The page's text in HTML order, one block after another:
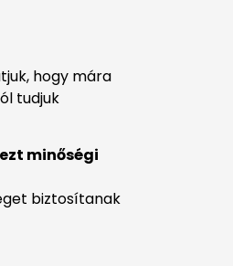
hogy mára
tudjuk
minőségi
biztosítanak